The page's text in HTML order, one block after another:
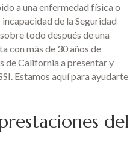
a una enfermedad física o
de la Seguridad
todo después de una
con más de 30 años de
de California a presentar y
Estamos aquí para ayudarte
del